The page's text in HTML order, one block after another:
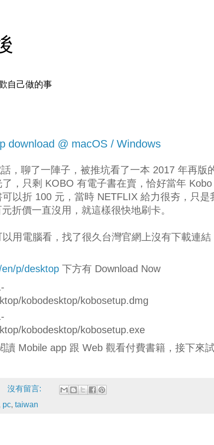
自己做的事
download @ macOS / Windows
，聊了一陣子，被推坑看了一本 2017 年再版
，只剩 KOBO 有電子書在賣，恰好當年 Kobo
以折 100 元，當時 NETFLIX 給力很夯，只是
折價一直沒用，就這樣很快地刷卡。
用電腦看，找了很久台灣官網上沒有下載連結
p/desktop下方有 Download Now
kobodesktop/kobosetup.dmg
kobodesktop/kobosetup.exe
讀 Mobile app 跟 Web 觀看付費書籍，接下來
沒有留言:
pc taiwan